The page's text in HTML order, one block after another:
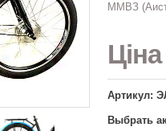
ММВЗ
Ціна
Артикул:
Выбрать